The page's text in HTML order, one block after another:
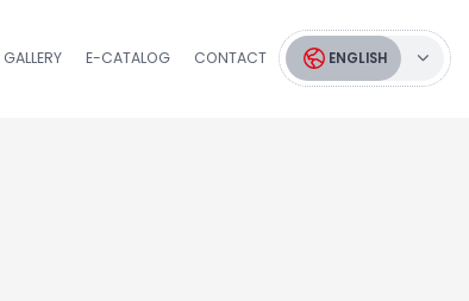
GALLERY E-CATALOG CONTACT ENGLISH